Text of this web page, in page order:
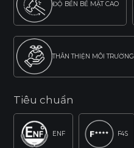
ĐỘ BỀN BỀ MẶT CAO
THÂN THIỆN MÔI TRƯỜNG
Tiêu chuẩn
ENF F4S